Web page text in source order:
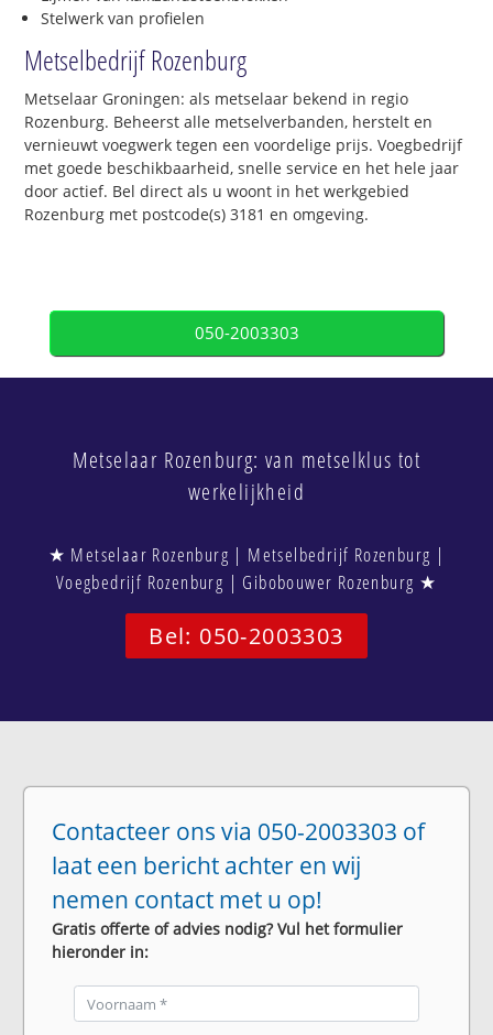
Stelwerk van profielen
Metselbedrijf Rozenburg
Metselaar Groningen: als metselaar bekend in regio
Rozenburg. Beheerst alle metselverbanden, herstelt en
vernieuwt voegwerk tegen een voordelige prijs. Voegbedrijf
met goede beschikbaarheid, snelle service en het hele jaar
door actief. Bel direct als u woont in het werkgebied
Rozenburg met postcode(s) 3181 en omgeving.
050-2003303
Metselaar Rozenburg: van metselklus tot
werkelijkheid
★ Metselaar Rozenburg | Metselbedrijf Rozenburg |
Voegbedrijf Rozenburg | Gibobouwer Rozenburg ★
Bel: 050-2003303
Contacteer ons via 050-2003303 of
laat een bericht achter en wij
nemen contact met u op!
Gratis offerte of advies nodig? Vul het formulier
hieronder in: